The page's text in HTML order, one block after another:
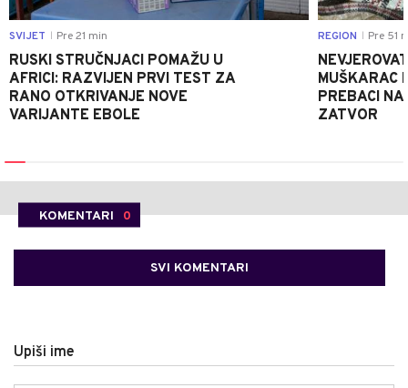
SVIJET Pre 21 min
RUSKI STRUČNJACI POMAŽU U
AFRICI: RAZVIJEN PRVI TEST ZA
RANO OTKRIVANJE NOVE
VARIJANTE EBOLE
REGION Pre 51
MUŠKARAC
PREBACI
ZATVOR
KOMENTARI 0
SVI KOMENTARI
Upiši ime